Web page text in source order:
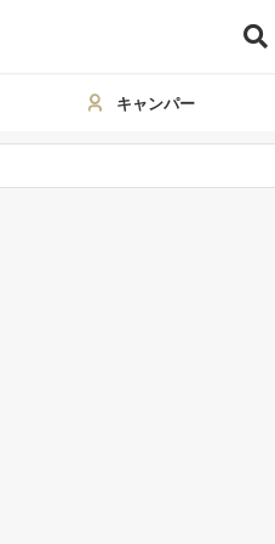
キャンパー